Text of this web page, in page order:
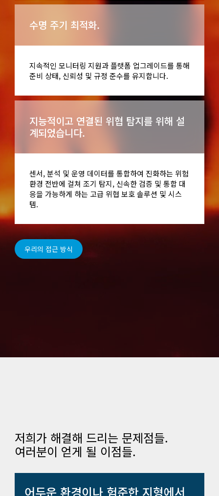
수명 주기 최적화.
지속적인 모니터링 지원과 플랫폼 업그레이드를 통해
준비 상태, 신뢰성 및 규정 준수를 유지합니다.
지능적이고 연결된 위협 탐지를 위해 설
계되었습니다.
센서, 분석 및 운영 데이터를 통합하여 진화하는 위험
환경 전반에 걸쳐 조기 탐지, 신속한 검증 및 통합 대
응을 가능하게 하는 고급 위협 보호 솔루션 및 시스
템.
우리의 접근 방식
저희가 해결해 드리는 문제점들.
여러분이 얻게 될 이점들.
어두운 환경이나 험준한 지형에서